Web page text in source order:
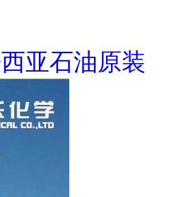
亚石油原装